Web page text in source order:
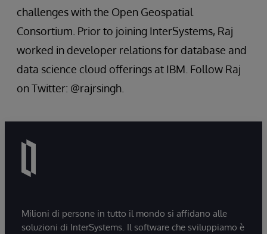
challenges with the Open Geospatial
Consortium. Prior to joining InterSystems, Raj
worked in developer relations for database and
data science cloud offerings at IBM. Follow Raj
on Twitter: @rajrsingh.
Milioni di persone in tutto il mondo si affidano alle
soluzioni di InterSystems. Il software che sviluppiamo è